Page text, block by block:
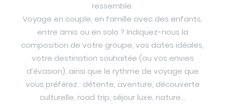
ressemble.
Voyage en couple, en famille avec des enfants,
entre amis ou en solo ? Indiquez-nous la
composition de votre groupe, vos dates idéales,
votre destination souhaitée (ou vos envies
d’évasion), ainsi que le rythme de voyage que
vous préférez : détente, aventure, découverte
culturelle, road trip, séjour luxe, nature…